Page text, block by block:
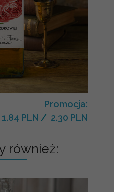
Promocja:
1.84 PLN / 2.30 PLN
również: